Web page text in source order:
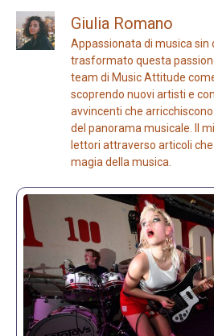
Giulia Romano
Appassionata di musica sin
trasformato questa
team di Music Attitude
scoprendo nuovi artisti e
avvincenti che
del panorama musicale. Il
lettori attraverso articoli
magia della musica.